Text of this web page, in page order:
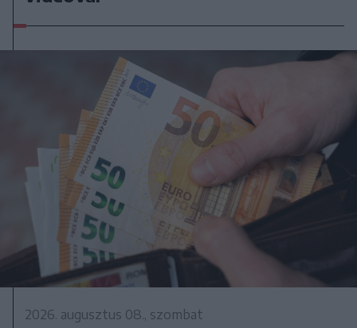
2026. augusztus 08., szombat